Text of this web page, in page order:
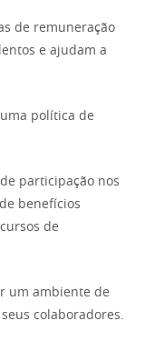
de remuneração
e ajudam a
política de
participação nos
benefícios
de
um ambiente de
colaboradores.